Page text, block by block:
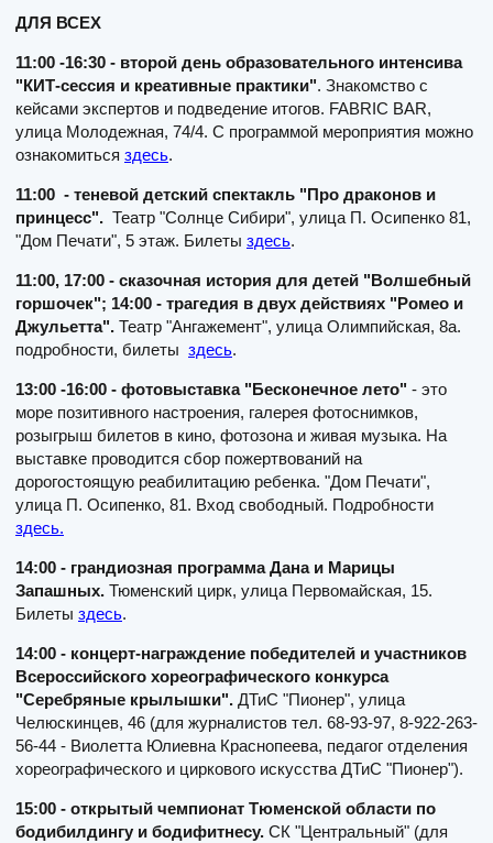
ДЛЯ ВСЕХ
11:00 -16:30 - второй день образовательного интенсива
"КИТ-сессия и креативные практики". Знакомство с
кейсами экспертов и подведение итогов. FABRIC BAR,
улица Молодежная, 74/4. С программой мероприятия можно
ознакомиться здесь.
11:00 - теневой детский спектакль "Про драконов и
принцесс". Театр "Солнце Сибири", улица П. Осипенко 81,
"Дом Печати", 5 этаж. Билеты здесь.
11:00, 17:00 - сказочная история для детей "Волшебный
горшочек"; 14:00 - трагедия в двух действиях "Ромео и
Джульетта". Театр "Ангажемент", улица Олимпийская, 8а.
подробности, билеты здесь.
13:00 -16:00 - фотовыставка "Бесконечное лето" - это
море позитивного настроения, галерея фотоснимков,
розыгрыш билетов в кино, фотозона и живая музыка. На
выставке проводится сбор пожертвований на
дорогостоящую реабилитацию ребенка. "Дом Печати",
улица П. Осипенко, 81. Вход свободный. Подробности
здесь.
14:00 - грандиозная программа Дана и Марицы
Запашных. Тюменский цирк, улица Первомайская, 15.
Билеты здесь.
14:00 - концерт-награждение победителей и участников
Всероссийского хореографического конкурса
"Серебряные крылышки". ДТиС "Пионер", улица
Челюскинцев, 46 (для журналистов тел. 68-93-97, 8-922-263-
56-44 - Виолетта Юлиевна Краснопеева, педагог отделения
хореографического и циркового искусства ДТиС "Пионер").
15:00 - открытый чемпионат Тюменской области по
бодибилдингу и бодифитнесу. СК "Центральный" (для